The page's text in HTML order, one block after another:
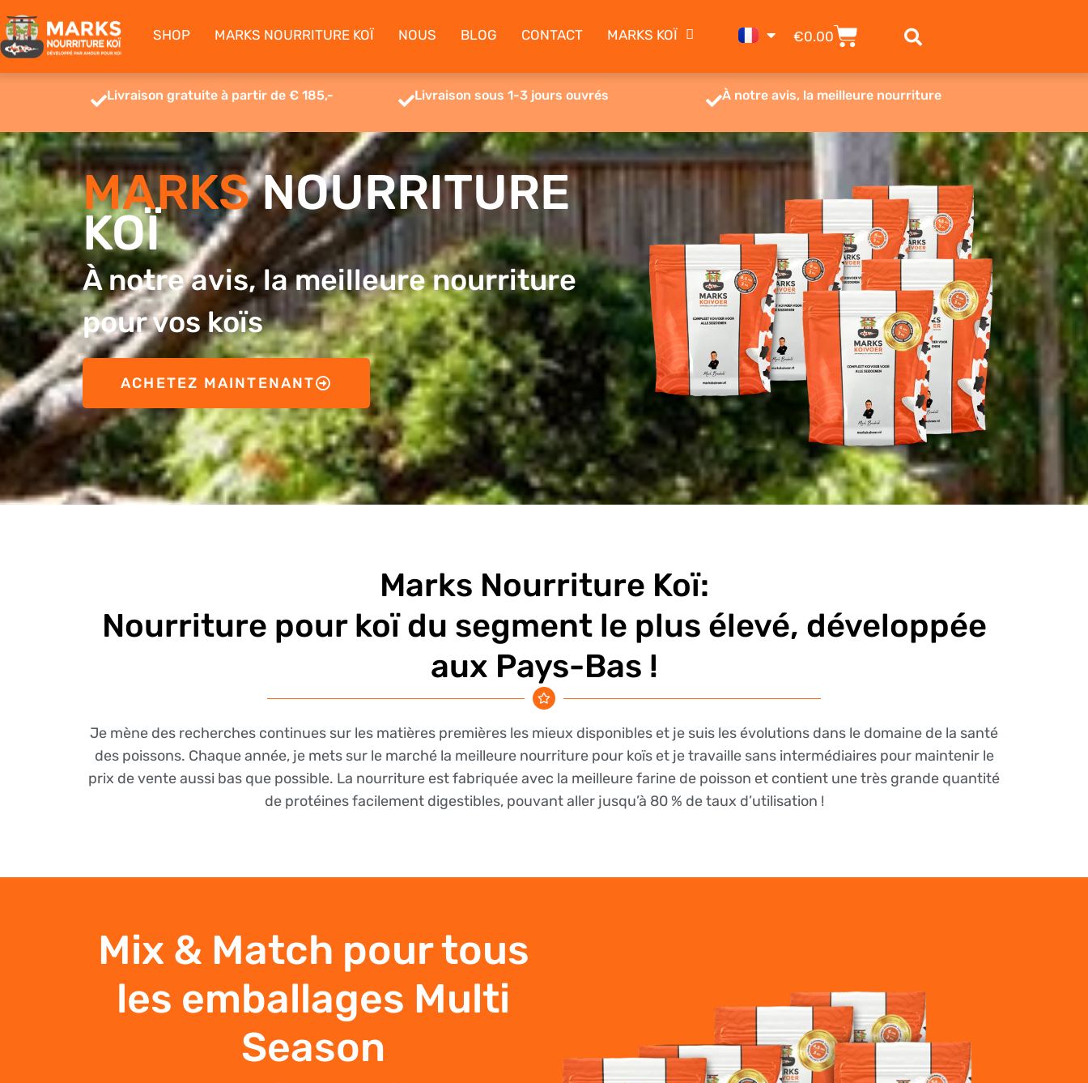
Aller
au
contenu
SHOP MARKS NOURRITURE KOÏ NOUS BLOG CONTACT MARKS KOÏ €0.00PANIER
Livraison gratuite à partir de € 185,- Livraison sous 1-3 jours ouvrés À notre avis, la meilleure nourriture
MARKSNOURRITURE
KOÏ
À notre avis, la meilleure nourriture
pour vos koïs
ACHETEZ MAINTENANT
Marks Nourriture Koï:
Nourriture pour koï du segment le plus élevé, développée
aux Pays-Bas !
Je mène des recherches continues sur les matières premières les mieux disponibles et je suis les évolutions dans le domaine de la santé
des poissons. Chaque année, je mets sur le marché la meilleure nourriture pour koïs et je travaille sans intermédiaires pour maintenir le
prix de vente aussi bas que possible. La nourriture est fabriquée avec la meilleure farine de poisson et contient une très grande quantité
de protéines facilement digestibles, pouvant aller jusqu’à 80 % de taux d’utilisation !
Mix & Match pour tous
les emballages Multi
Season